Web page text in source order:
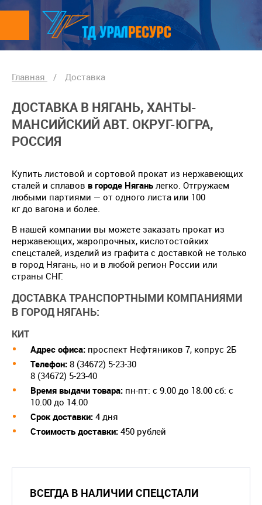
Главная / Доставка
ДОСТАВКА В НЯГАНЬ, ХАНТЫ-
МАНСИЙСКИЙ АВТ. ОКРУГ-ЮГРА,
РОССИЯ
Купить листовой и сортовой прокат из нержавеющих
сталей и сплавов в городе Нягань легко. Отгружаем
любыми партиями — от одного листа или 100
кг до вагона и более.
В нашей компании вы можете заказать прокат из
нержавеющих, жаропрочных, кислотостойких
спецсталей, изделий из графита с доставкой не только
в город Нягань, но и в любой регион России или
страны СНГ.
ДОСТАВКА ТРАНСПОРТНЫМИ КОМПАНИЯМИ
В ГОРОД НЯГАНЬ:
КИТ
Адрес офиса: проспект Нефтяников 7, копрус 2Б
Телефон: 8 (34672) 5-23-30
8 (34672) 5-23-40
Время выдачи товара: пн-пт: с 9.00 до 18.00 сб: с
10.00 до 14.00
Срок доставки: 4 дня
Cтоимость доставки: 450 рублей
ВСЕГДА В НАЛИЧИИ СПЕЦСТАЛИ